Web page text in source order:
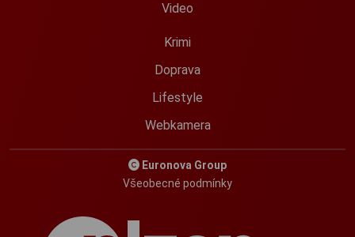
Video
Krimi
Doprava
Lifestyle
Webkamera
Euronova Group
Všeobecné podmínky